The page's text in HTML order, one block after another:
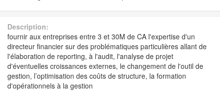
Description:
fournir aux entreprises entre 3 et 30M de CA l'expertise d'un
directeur financier sur des problématiques particulières allant de
l'élaboration de reporting, à l'audit, l'analyse de projet
d'éventuelles croissances externes, le changement de l'outil de
gestion, l’optimisation des coûts de structure, la formation
d'opérationnels à la gestion